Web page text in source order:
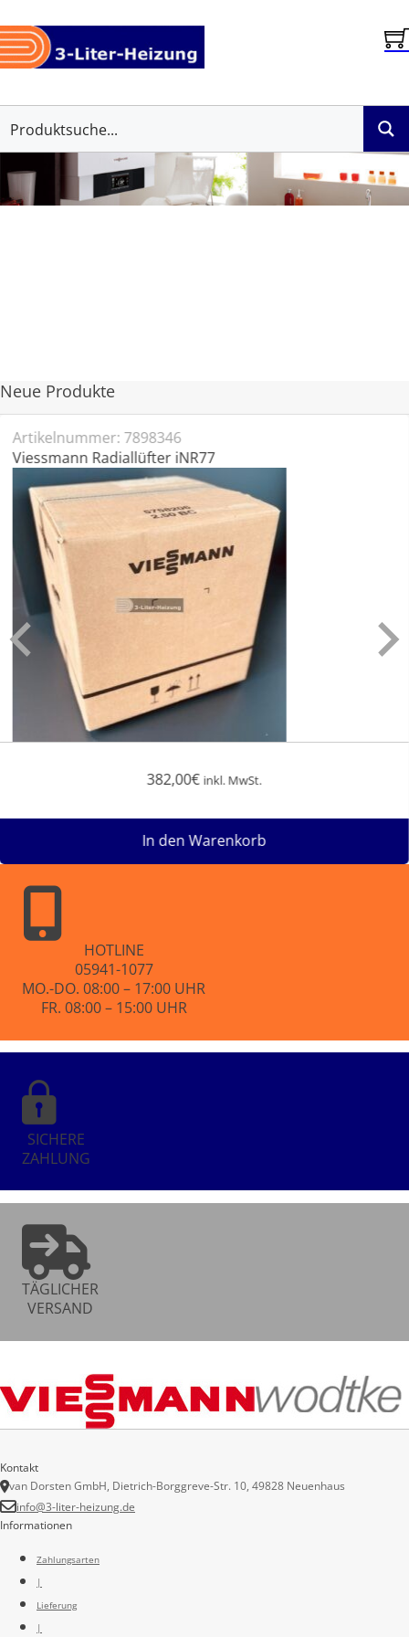
Neue Produkte
Artikelnummer: 7898346
Viessmann Radiallüfter iNR77
382,00€ inkl. MwSt.
In den Warenkorb
HOTLINE
05941-1077
MO.-DO. 08:00 – 17:00 UHR
FR. 08:00 – 15:00 UHR
SICHERE
ZAHLUNG
TÄGLICHER
VERSAND
Informationen
Zahlungsarten
|
Lieferung
|
Kontakt
van Dorsten GmbH, Dietrich-Borggreve-Str. 10, 49828 Neuenhaus
info@3-liter-heizung.de